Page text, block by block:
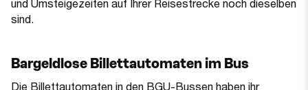
und Umsteigezeiten auf Ihrer Reisestrecke noch dieselben
sind.
Bargeldlose Billettautomaten im Bus
Die Billettautomaten in den BGU-Bussen haben ihr